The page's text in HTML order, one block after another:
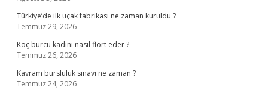
Türkiye’de ilk uçak fabrikası ne zaman kuruldu ?
Temmuz 29, 2026
Koç burcu kadını nasıl flört eder ?
Temmuz 26, 2026
Kavram bursluluk sınavı ne zaman ?
Temmuz 24, 2026